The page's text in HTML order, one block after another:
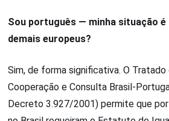
Sou português — minha situação
demais europeus?
Sim, de forma significativa. O Tratado
Cooperação e Consulta Brasil-
Decreto 3.927/2001) permite que